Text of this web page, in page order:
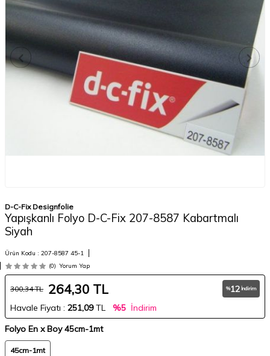
D-C-Fix Designfolie
Yapışkanlı Folyo D-C-Fix 207-8587 Kabartmalı
Siyah
Ürün Kodu : 207-8587 45-1
(0) Yorum Yap
300,34TL 264,30 TL %12 İndirim
Havale Fiyatı : 251,09TL %5 İndirim
Folyo En x Boy45cm-1mt
45cm-1mt